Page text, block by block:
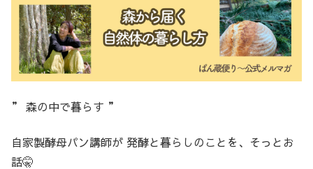
” 森の中で暮らす ”
自家製酵母パン講師が 発酵と暮らしのことを、そっとお
話🤫